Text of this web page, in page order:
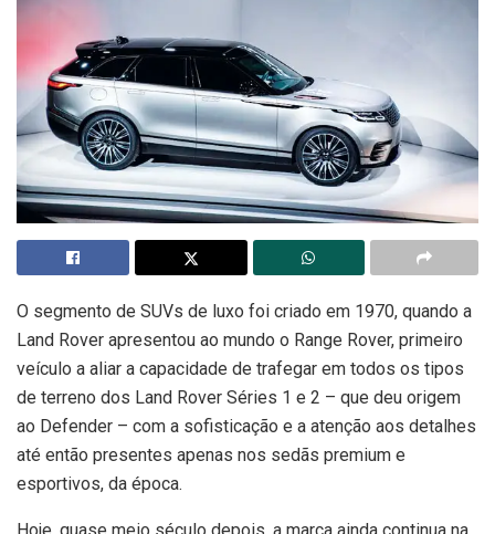
O segmento de SUVs de luxo foi criado em 1970, quando a
Land Rover apresentou ao mundo o Range Rover, primeiro
veículo a aliar a capacidade de trafegar em todos os tipos
de terreno dos Land Rover Séries 1 e 2 – que deu origem
ao Defender – com a sofisticação e a atenção aos detalhes
até então presentes apenas nos sedãs premium e
esportivos, da época.